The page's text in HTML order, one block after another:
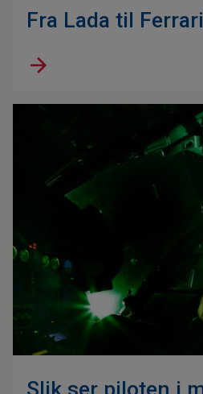
Fra Lada til Ferrari
Slik ser piloten i